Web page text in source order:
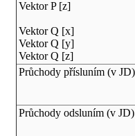
Vektor P [z]
Vektor Q [x]
Vektor Q [y]
Vektor Q [z]
Průchody přísluním (v JD)
Průchody odsluním (v JD)